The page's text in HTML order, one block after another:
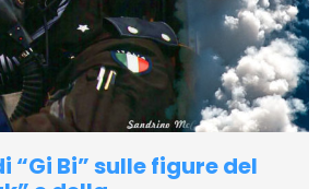
“Gi Bi” sulle figure del